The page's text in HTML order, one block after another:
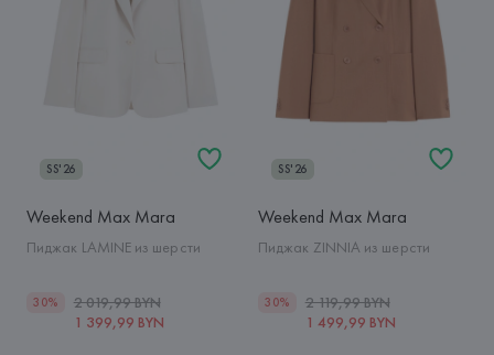
SS'26
Weekend Max Mara
Пиджак LAMINE из шерсти
30%
2 019,99 BYN
1 399,99 BYN
SS'26
Weekend Max Mara
Пиджак ZINNIA из шерсти
30%
2 119,99 BYN
1 499,99 BYN